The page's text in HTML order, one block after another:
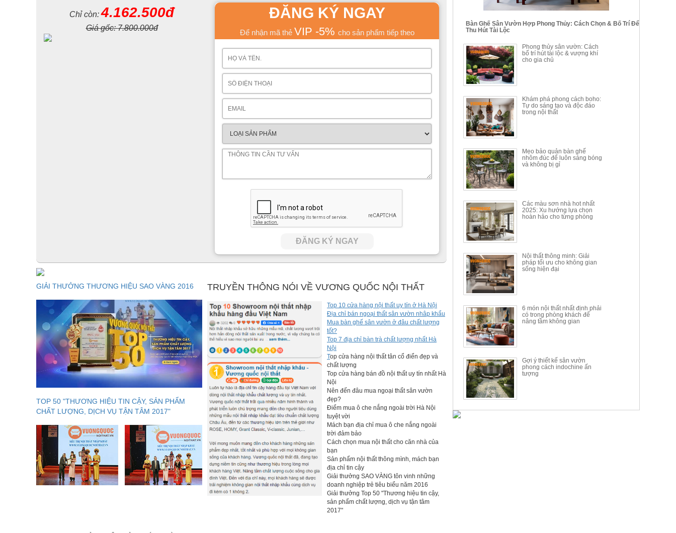
Chỉ còn:4.162.500đ
Giá gốc:7.800.000đ
ĐĂNG KÝ NGAY
Để nhận mã thẻ VIP -5% cho sản phẩm tiếp theo
ĐĂNG KÝ NGAY
GIẢI THƯỞNG THƯƠNG HIỆU SAO VÀNG 2016
TOP 50 "THƯƠNG HIỆU TIN CẬY, SẢN PHẨM
CHẤT LƯỢNG, DỊCH VỤ TẬN TÂM 2017"
TRUYỀN THÔNG NÓI VỀ VƯƠNG QUỐC NỘI THẤT
Top 10 cửa hàng nội thất uy tín ở Hà Nội
Địa chỉ bán ngoại thất sân vườn nhâp khẩu
Mua bàn ghế sân vườn ở đâu chất lượng
tốt?
Top 7 địa chỉ bàn trà chất lượng nhất Hà
Nội
Top cửa hàng nội thất tân cổ điển đẹp và
chất lượng
Top cửa hàng bán đồ nội thất uy tín nhất Hà
Nội
Nên đến đâu mua ngoại thất sân vườn
đẹp?
Điểm mua ô che nắng ngoài trời Hà Nội
tuyệt vời
Mách bạn địa chỉ mua ô che nắng ngoài
trời đảm bảo
Cách chọn mua nội thất cho căn nhà của
bạn
Sản phẩm nội thất thông mình, mách bạn
địa chỉ tin cậy
Giải thưởng SAO VÀNG tôn vinh những
doanh nghiệp trẻ tiêu biểu năm 2016
Giải thưởng Top 50 "Thương hiệu tin cậy,
sản phẩm chất lượng, dịch vụ tận tâm
2017"
BỘ BÀN TRÀ GỖ PHONG
CÁCH MỚI KẾT HỢP KHAY
NHÚNG TRÀ YDX
Mã sp: BT150.46
17.617.500đ
34.100.000đ
BỘ BÀN GHẾ CAFE KIỂU
DÁNG ĐƠN GIẢN HIỆN ĐẠI
HOY8010
BÀN GHẾ TRANG ĐIỂM
THÔNG MINH HIỆN ĐẠI
TÍCH HỢP SẠC...
Mã sp: HH.BTD08
6.510.000đ
BỘ BÀN ĂN ĐẢO MẶT ĐÁ
PHIẾN AK3699
Bàn Ghế Sân Vườn Hợp Phong Thủy: Cách Chọn & Bố Trí Để
Thu Hút Tài Lộc
Phong thủy sân vườn: Cách
bố trí hút tài lộc & vượng khí
cho gia chủ
Khám phá phong cách boho:
Tự do sáng tạo và độc đáo
trong nội thất
Mẹo bảo quản bàn ghế
nhôm đúc để luôn sáng bóng
và không bị gỉ
Các màu sơn nhà hot nhất
2025: Xu hướng lựa chọn
hoàn hảo cho từng phòng
Nội thất thông minh: Giải
pháp tối ưu cho không gian
sống hiện đại
6 món nội thất nhất định phải
có trong phòng khách để
nâng tầm không gian
Gợi ý thiết kế sân vườn
phong cách indochine ấn
tượng